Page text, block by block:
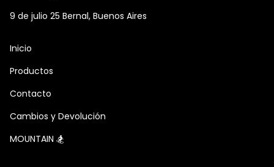
9 de julio 25 Bernal, Buenos Aires
Inicio
Productos
Contacto
Cambios y Devolución
MOUNTAIN 🏂